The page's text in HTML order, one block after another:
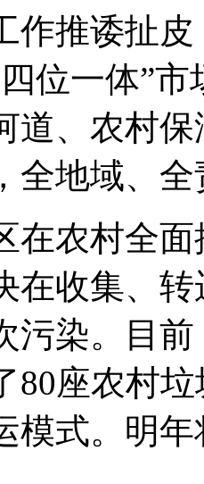
作推诿扯
位一体”
道、农村
全地域、
在农村全
在收集、
污染。目
80座农村
模式。明